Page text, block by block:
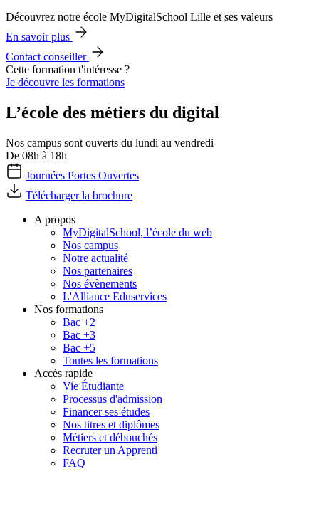
Découvrez notre école MyDigitalSchool Lille et ses valeurs
En savoir plus
Contact conseiller
Cette formation t'intéresse ?
Je découvre les formations
L’école des métiers du digital
Nos campus sont ouverts du lundi au vendredi
De 08h à 18h
Journées Portes Ouvertes
Télécharger la brochure
A propos
MyDigitalSchool, l’école du web
Nos campus
Notre actualité
Nos partenaires
Nos évènements
L'Alliance Eduservices
Nos formations
Bac +2
Bac +3
Bac +5
Toutes les formations
Accès rapide
Vie Étudiante
Processus d'admission
Financer ses études
Nos titres et diplômes
Métiers et débouchés
Recruter un Apprenti
FAQ